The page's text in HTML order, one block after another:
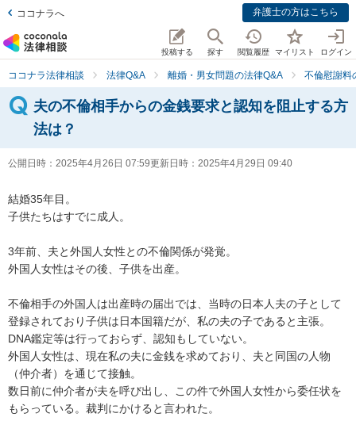
ココナラへ 弁護士の方はこちら
投稿する 探す 閲覧履歴 マイリスト ログイン
ココナラ法律相談 法律Q&A 離婚・男女問題の法律Q&A 不倫慰謝料
夫の不倫相手からの金銭要求と認知を阻止する方
法は？
公開日時： 2025年4月26日 07:59更新日時： 2025年4月29日 09:40
結婚35年目。
子供たちはすでに成人。
3年前、夫と外国人女性との不倫関係が発覚。
外国人女性はその後、子供を出産。
不倫相手の外国人は出産時の届出では、当時の日本人夫の子として
登録されており子供は日本国籍だが、私の夫の子であると主張。
DNA鑑定等は行っておらず、認知もしていない。
外国人女性は、現在私の夫に金銭を求めており、夫と同国の人物
（仲介者）を通じて接触。
数日前に仲介者が夫を呼び出し、この件で外国人女性から委任状を
もらっている。裁判にかけると言われた。